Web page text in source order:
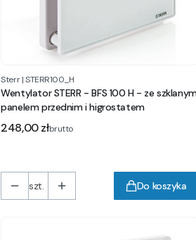
Sterr|STERR100_H
Wentylator STERR - BFS 100 H - ze
panelem przednim i higrostatem
Cena
248,00 złbrutto
szt. Do koszyka